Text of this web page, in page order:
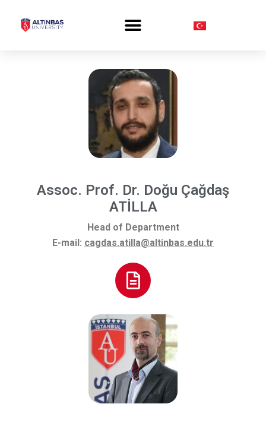
Assoc. Prof. Dr. Doğu Çağdaş
ATİLLA
Head of Department
E-mail: cagdas.atilla@altinbas.edu.tr